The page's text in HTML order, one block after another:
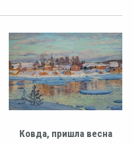
Ковда, пришла весна